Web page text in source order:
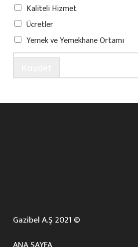
Kaliteli Hizmet
Ücretler
Yemek ve Yemekhane Ortamı
Gazibel A.Ş 2021 ©